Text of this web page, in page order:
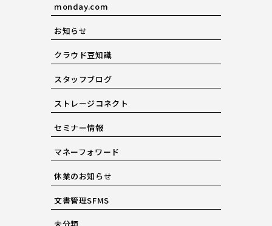
monday.com
お知らせ
クラウド豆知識
スタッフブログ
ストレージコネクト
セミナー情報
マネーフォワード
休業のお知らせ
文書管理SFMS